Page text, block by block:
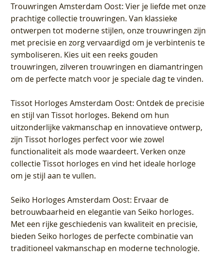
Trouwringen Amsterdam Oost: Vier je liefde met onze
prachtige collectie trouwringen. Van klassieke
ontwerpen tot moderne stijlen, onze trouwringen zijn
met precisie en zorg vervaardigd om je verbintenis te
symboliseren. Kies uit een reeks gouden
trouwringen, zilveren trouwringen en diamantringen
om de perfecte match voor je speciale dag te vinden.
Tissot Horloges Amsterdam Oost: Ontdek de precisie
en stijl van Tissot horloges. Bekend om hun
uitzonderlijke vakmanschap en innovatieve ontwerp,
zijn Tissot horloges perfect voor wie zowel
functionaliteit als mode waardeert. Verken onze
collectie Tissot horloges en vind het ideale horloge
om je stijl aan te vullen.
Seiko Horloges Amsterdam Oost: Ervaar de
betrouwbaarheid en elegantie van Seiko horloges.
Met een rijke geschiedenis van kwaliteit en precisie,
bieden Seiko horloges de perfecte combinatie van
traditioneel vakmanschap en moderne technologie.